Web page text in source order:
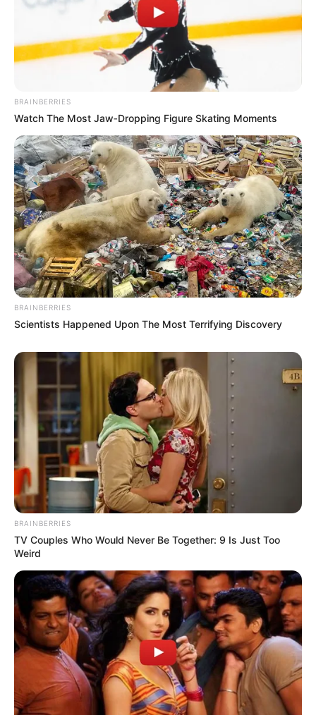
BRAINBERRIES
Watch The Most Jaw‑Dropping Figure Skating Moments
BRAINBERRIES
Scientists Happened Upon The Most Terrifying Discovery
BRAINBERRIES
TV Couples Who Would Never Be Together: 9 Is Just Too
Weird